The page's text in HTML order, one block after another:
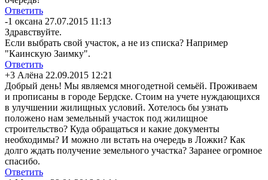
Ответить
-1 оксана 27.07.2015 11:13
Здравствуйте.
Если выбрать свой участок, а не из списка? Например
"Каинскую Заимку".
Ответить
+3 Алёна 22.09.2015 12:21
Добрый день! Мы являемся многодетной семьёй. Проживаем
и прописаны в городе Бердске. Стоим на учете нуждающихся
в улучшении жилищных условий. Хотелось бы узнать
положено нам земельный участок под жилищное
строительство? Куда обращаться и какие документы
необходимы? И можно ли встать на очередь в Ложки? Как
долго ждать получение земельного участка? Заранее огромное
спасибо.
Ответить